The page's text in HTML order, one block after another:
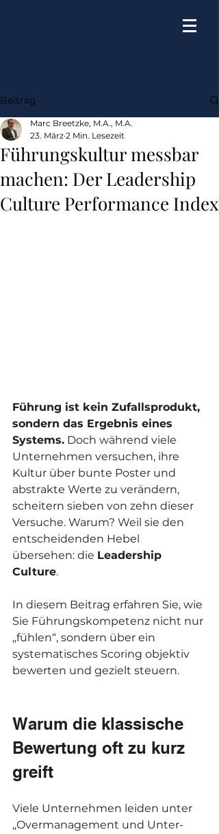
Beitrag
Führungskultur messbar
machen: Der Leadership
Culture Performance Index
Marc Breetzke, M.A., M.A.
23. März 2 Min. Lesezeit
Führung ist kein Zufallsprodukt,
sondern das Ergebnis eines
Systems. Doch während viele
Unternehmen versuchen, ihre
Kultur über bunte Poster und
abstrakte Werte zu verändern,
scheitern sieben von zehn dieser
Versuche. Warum? Weil sie den
entscheidenden Hebel
übersehen: die Leadership
Culture.
In diesem Beitrag erfahren Sie, wie
Sie Führungskompetenz nicht nur
„fühlen“, sondern über ein
systematisches Scoring objektiv
bewerten und gezielt steuern.
Warum die klassische
Bewertung oft zu kurz
greift
Viele Unternehmen leiden unter
„Overmanagement und Unter-